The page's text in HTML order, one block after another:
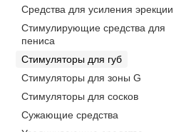
Средства для усиления эрекции
Стимулирующие средства для
пениса
Стимуляторы для губ
Стимуляторы для зоны G
Стимуляторы для сосков
Сужающие средства